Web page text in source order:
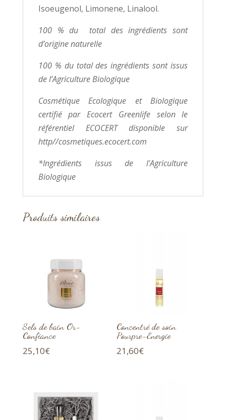
Isoeugenol, Limonene, Linalool.
100 % du total des ingrédients sont
d’origine naturelle
100 % du total des ingrédients sont issus
de l’Agriculture Biologique
Cosmétique Ecologique et Biologique
certifié par Ecocert Greenlife selon le
référentiel ECOCERT disponible sur
http//cosmetiques.ecocert.com
*Ingrédients issus de l'Agriculture
Biologique
Produits similaires
Sels de bain Or-
Confiance
25,10€
Concentré de soin
Pourpre-Energie
21,60€